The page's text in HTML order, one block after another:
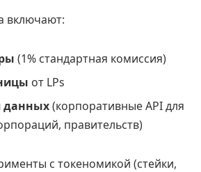
включают:
(1% стандартная комиссия)
от LPs
данных(корпоративные API для
правительств)
с токеномикой (стейки,